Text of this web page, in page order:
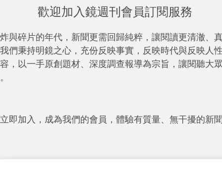
歡迎加入鏡週刊會員訂閱服務
與碎片的年代，新聞更需回歸純粹，讓閱讀更清澈、
們秉持明鏡之心，充份反映事實，反映時代與反映人
，以一手原創題材、深度調查報導為宗旨，讓閱聽大
即加入，成為我們的會員，體驗有質量、無干擾的新